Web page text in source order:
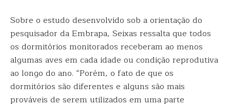
Sobre o estudo desenvolvido sob a orientação do
pesquisador da Embrapa, Seixas ressalta que todos
os dormitórios monitorados receberam ao menos
algumas aves em cada idade ou condição reprodutiva
ao longo do ano. “Porém, o fato de que os
dormitórios são diferentes e alguns são mais
prováveis de serem utilizados em uma parte